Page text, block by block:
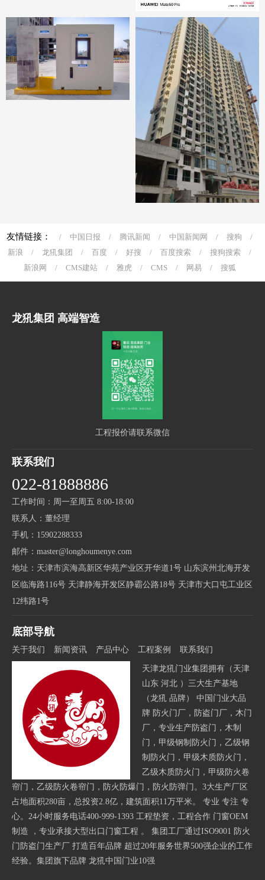
友情链接： / 中国日报 / 腾讯新闻 / 中国新闻网 / 搜狗
/
新浪
/ 龙犼集团 / 百度 / 好搜 / 百度搜索 / 搜狗搜索
/
新浪网
/ CMS建站 / 雅虎 / CMS / 网易 / 搜狐
龙犼集团 高端智造
工程报价请联系微信
联系我们
022-81888886
工作时间：周一至周五 8:00-18:00
联系人：董经理
手机：15902288333
邮件：master@longhoumenye.com
地址：天津市滨海高新区华苑产业区开华道1号 山东滨州北海开发
区临海路116号 天津静海开发区静霸公路18号 天津市大口屯工业区
12纬路1号
底部导航
关于我们 新闻资讯 产品中心 工程案例 联系我们
天津龙犼门业集团拥有（天津
山东 河北 ）三大生产基地
（龙犼 品牌） 中国门业大品
牌 防火门厂，防盗门厂，木门
厂，专业生产防盗门，木制
门，甲级钢制防火门，乙级钢
制防火门，甲级木质防火门，
乙级木质防火门，甲级防火卷
帘门，乙级防火卷帘门，防火防爆门，防火防弹门。3大生产厂区
占地面积280亩，总投资2.8亿，建筑面积11万平米。 专业 专注 专
心。24小时服务电话400-999-1393 工程垫资，工程合作 门窗OEM
制造 ，专业承接大型出口门窗工程 。 集团工厂通过ISO9001 防火
门防盗门生产厂 打造百年品牌 超过20年服务世界500强企业的工作
经验。集团旗下品牌 龙犼中国门业10强